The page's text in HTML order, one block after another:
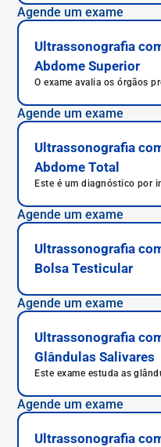
Agende um exame
Ultrassonografia
Abdome Superior
O exame avalia os órgãos
Agende um exame
Ultrassonografia
Abdome Total
Este é um diagnóstico por
Agende um exame
Ultrassonografia
Bolsa Testicular
Agende um exame
Ultrassonografia
Glândulas Salivares
Este exame estuda as
de alterações nas
Agende um exame
Ultrassonografia